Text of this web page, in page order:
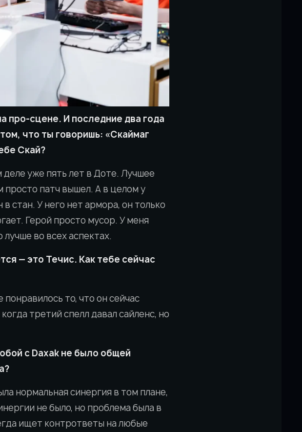
про-сцене. И последние два года
что ты говоришь: «Скаймаг
Скай?
уже пять лет в Доте. Лучшее
патч вышел. А в целом у
стан. У него нет армора, он только
Герой просто мусор. У меня
во всех аспектах.
— это Течис. Как тебе сейчас
то, что он сейчас
третий спелл давал сайленс, но
с Daxak не было общей
нормальная синергия в том плане,
не было, но проблема была в
ищет контрответы на любые